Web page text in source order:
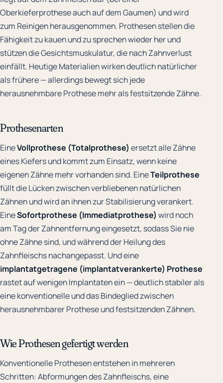
Oberkieferprothese auch auf dem Gaumen) und wird
zum Reinigen herausgenommen. Prothesen stellen die
Fähigkeit zu kauen und zu sprechen wieder her und
stützen die Gesichtsmuskulatur, die nach Zahnverlust
einfällt. Heutige Materialien wirken deutlich natürlicher
als frühere — allerdings bewegt sich jede
herausnehmbare Prothese mehr als festsitzende Zähne.
Prothesenarten
EineVollprothese (Totalprothese) ersetzt alle Zähne
eines Kiefers und kommt zum Einsatz, wenn keine
eigenen Zähne mehr vorhanden sind. EineTeilprothese
füllt die Lücken zwischen verbliebenen natürlichen
Zähnen und wird an ihnen zur Stabilisierung verankert.
EineSofortprothese (Immediatprothese) wird noch
am Tag der Zahnentfernung eingesetzt, sodass Sie nie
ohne Zähne sind, und während der Heilung des
Zahnfleischs nachangepasst. Und eine
implantatgetragene (implantatverankerte) Prothese
rastet auf wenigen Implantaten ein — deutlich stabiler als
eine konventionelle und das Bindeglied zwischen
herausnehmbarer Prothese und festsitzenden Zähnen.
Wie Prothesen gefertigt werden
Konventionelle Prothesen entstehen in mehreren
Schritten: Abformungen des Zahnfleischs, eine